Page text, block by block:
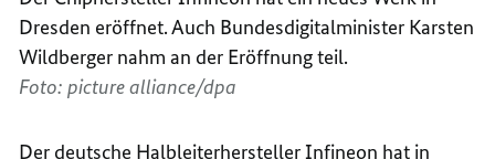
Dresden eröffnet. Auch Bundesdigitalminister Karsten
Wildberger nahm an der Eröffnung teil.
Foto: picture alliance/dpa
Der deutsche Halbleiterhersteller Infineon hat in